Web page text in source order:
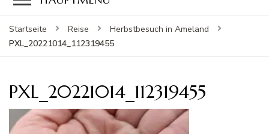
Startseite Reise
Herbstbesuch in Ameland
PXL_20221014_112319455
PXL_20221014_112319455